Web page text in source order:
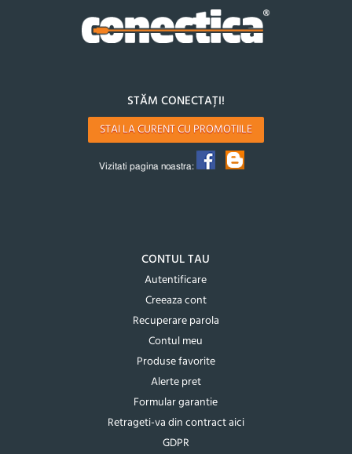
STĂM CONECTAȚI!
STAI LA CURENT CU PROMOTIILE
Vizitati pagina noastra:
CONTUL TAU
Autentificare
Creeaza cont
Recuperare parola
Contul meu
Produse favorite
Alerte pret
Formular garantie
Retrageti-va din contract aici
GDPR